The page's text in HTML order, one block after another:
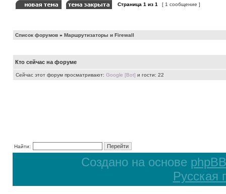
Страница 1 из 1 [ 1 сообщение ]
Список форумов » Маршрутизаторы и Firewall
Кто сейчас на форуме
Сейчас этот форум просматривают: Google [Bot] и гости: 22
Найти:
Создано на основе phpBB
Русская